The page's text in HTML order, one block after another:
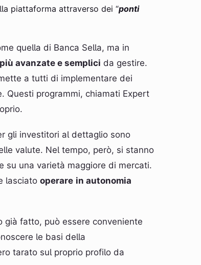
piattaforma attraverso dei “ponti
quella di Banca Sella, ma in
più avanzate e semplici da gestire.
a tutti di implementare dei
Questi programmi, chiamati Expert
gli investitori al dettaglio sono
valute. Nel tempo, però, si stanno
su una varietà maggiore di mercati.
lasciato operare in autonomia
già fatto, può essere conveniente
le basi della
tarato sul proprio profilo da